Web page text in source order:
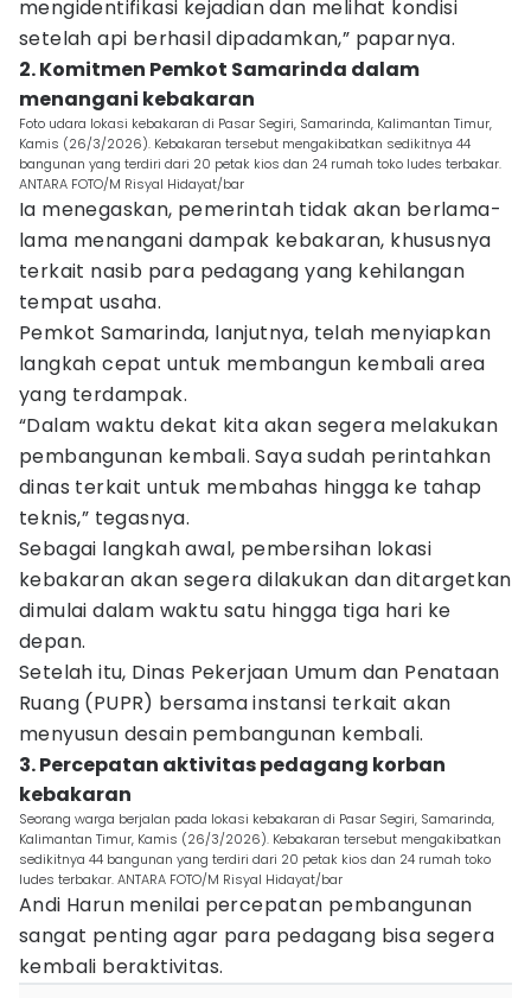
mengidentifikasi kejadian dan melihat kondisi
setelah api berhasil dipadamkan,” paparnya.
2. Komitmen Pemkot Samarinda dalam
menangani kebakaran
Foto udara lokasi kebakaran di Pasar Segiri, Samarinda, Kalimantan Timur,
Kamis (26/3/2026). Kebakaran tersebut mengakibatkan sedikitnya 44
bangunan yang terdiri dari 20 petak kios dan 24 rumah toko ludes terbakar.
ANTARA FOTO/M Risyal Hidayat/bar
Ia menegaskan, pemerintah tidak akan berlama-
lama menangani dampak kebakaran, khususnya
terkait nasib para pedagang yang kehilangan
tempat usaha.
Pemkot Samarinda, lanjutnya, telah menyiapkan
langkah cepat untuk membangun kembali area
yang terdampak.
“Dalam waktu dekat kita akan segera melakukan
pembangunan kembali. Saya sudah perintahkan
dinas terkait untuk membahas hingga ke tahap
teknis,” tegasnya.
Sebagai langkah awal, pembersihan lokasi
kebakaran akan segera dilakukan dan ditargetkan
dimulai dalam waktu satu hingga tiga hari ke
depan.
Setelah itu, Dinas Pekerjaan Umum dan Penataan
Ruang (PUPR) bersama instansi terkait akan
menyusun desain pembangunan kembali.
3. Percepatan aktivitas pedagang korban
kebakaran
Seorang warga berjalan pada lokasi kebakaran di Pasar Segiri, Samarinda,
Kalimantan Timur, Kamis (26/3/2026). Kebakaran tersebut mengakibatkan
sedikitnya 44 bangunan yang terdiri dari 20 petak kios dan 24 rumah toko
ludes terbakar. ANTARA FOTO/M Risyal Hidayat/bar
Andi Harun menilai percepatan pembangunan
sangat penting agar para pedagang bisa segera
kembali beraktivitas.